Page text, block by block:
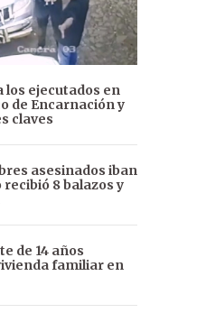
ejecutados en
de Encarnación y
claves
asesinados iban
8 balazos y
de 14 años
familiar en